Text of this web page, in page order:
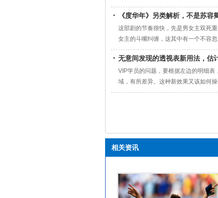
前滩31演艺中心Ending开唱，并于今
的全世界20多个城市和地区，很多地
《度华年》另类解析，不是苏
这部剧的节奏很快，先是男女主双死
女主的斗嘴纠缠，这其中有一个不容
重生之人。 苏容卿与男女主的羁绊
日他答应李蓉会真待她，会一心一意
无意间发现的透视表新用法，估
VIP学员的问题，要根据左边的明细
域，有所差异。这种新效果又该如何
量、金额拉到值。 图片 Step 02选择
相关资讯